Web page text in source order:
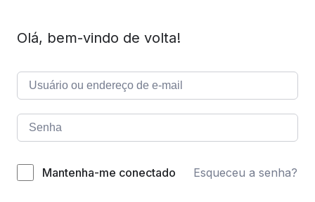
Olá, bem-vindo de volta!
Mantenha-me conectado Esqueceu a senha?